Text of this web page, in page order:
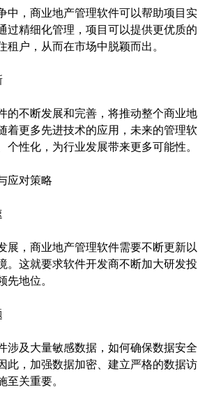
中，商业地产管理软件可以帮助项目实
过精细化管理，项目可以提供更优质的
租户，从而在市场中脱颖而出。
的不断发展和完善，将推动整个商业地
着更多先进技术的应用，未来的管理软
个性化，为行业发展带来更多可能性。
应对策略
展，商业地产管理软件需要不断更新以
。这就要求软件开发商不断加大研发投
地位。
涉及大量敏感数据，如何确保数据安全
此，加强数据加密、建立严格的数据访
关重要。